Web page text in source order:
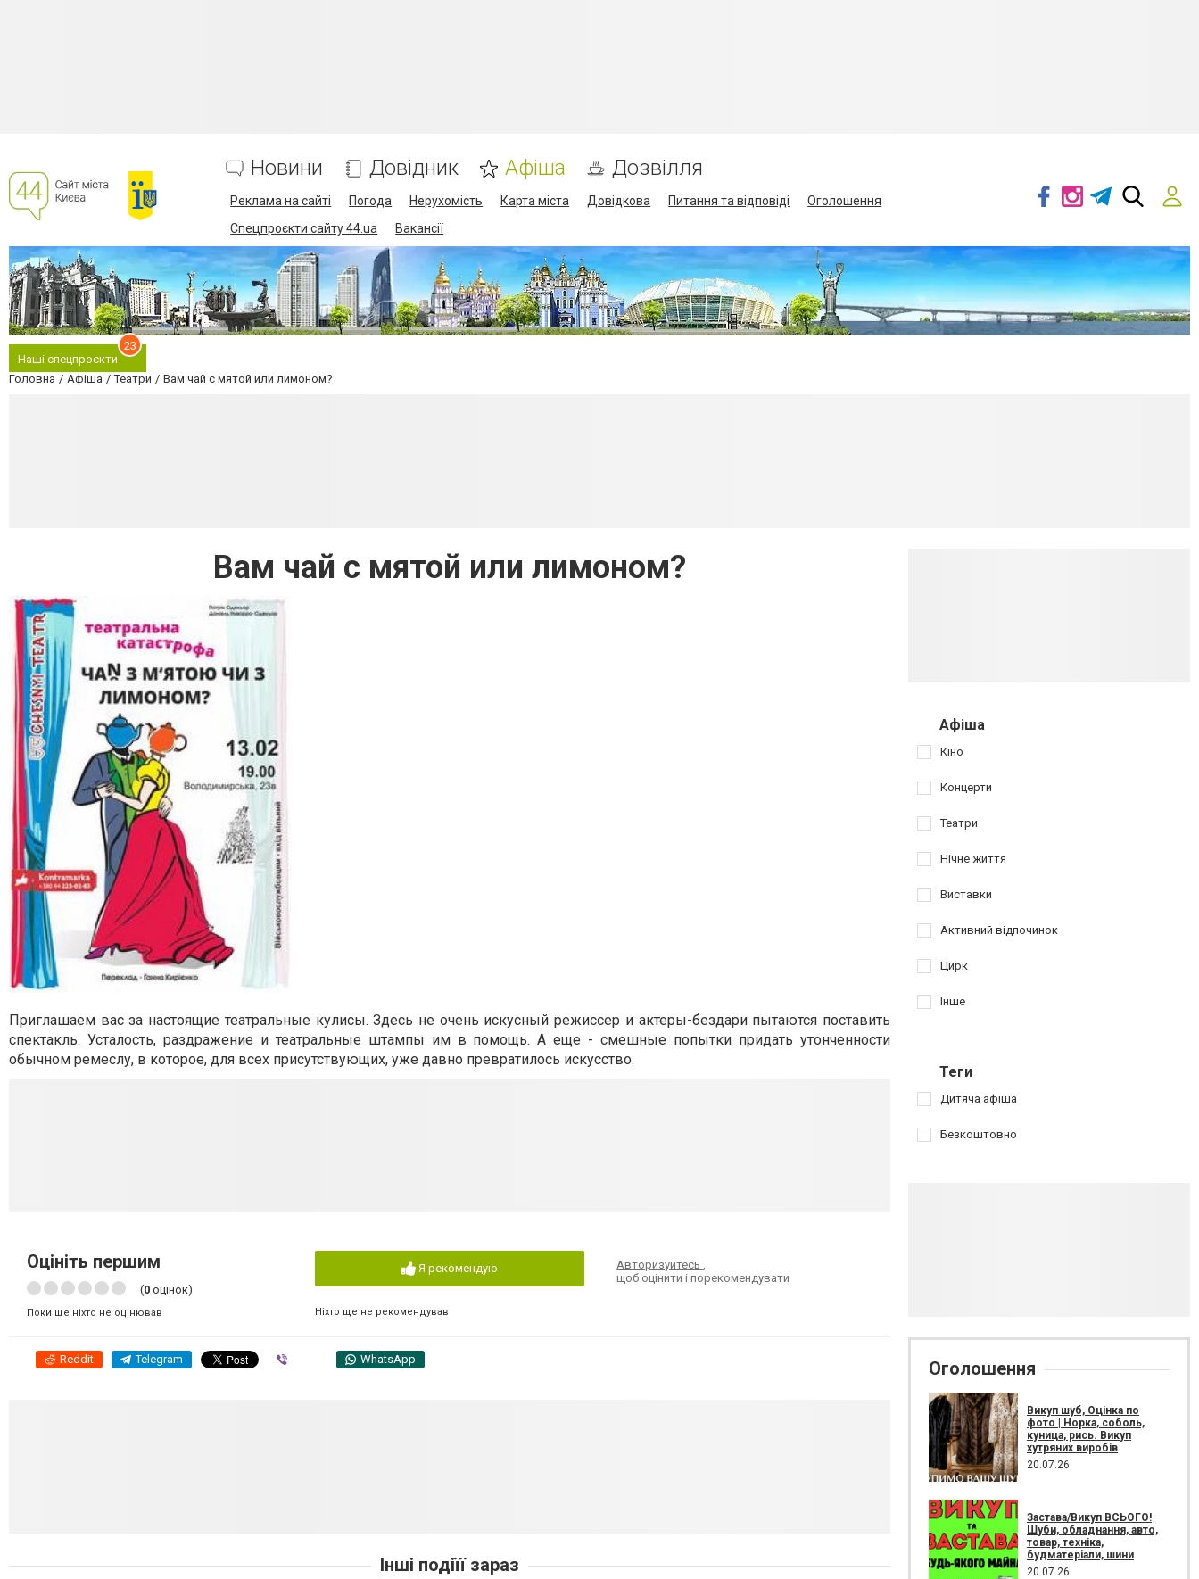
Новини Довідник Афіша Дозвілля
Реклама на сайті Погода Нерухомість Карта міста Довідкова Питання та відповіді
Оголошення
Спецпроєкти сайту 44.ua
Вакансії
Наші спецпроєкти
23
Головна Афіша Театри Вам чай с мятой или лимоном?
Вам чай с мятой или лимоном?
Приглашаем вас за настоящие театральные кулисы. Здесь не очень искусный режиссер и актеры-бездари пытаются поставить
спектакль. Усталость, раздражение и театральные штампы им в помощь. А еще - смешные попытки придать утонченности
обычном ремеслу, в которое, для всех присутствующих, уже давно превратилось искусство.
Оцініть першим
(0 оцінок)
Поки ще ніхто не оцінював
Я рекомендую
Ніхто ще не рекомендував
Авторизуйтесь
щоб оцінити і порекомендувати
Reddit Telegram WhatsApp
Інші подіїї зараз
Афіша
Кіно
Концерти
Театри
Нічне життя
Виставки
Активний відпочинок
Цирк
Інше
Теги
Дитяча афіша
Безкоштовно
Оголошення
Викуп шуб, Оцінка по
фото | Норка, соболь,
куница, рись. Викуп
хутряних виробів
20.07.26
Застава/Викуп ВСЬОГО!
Шуби, обладнання, авто,
товар, техніка,
будматеріали, шини
20.07.26